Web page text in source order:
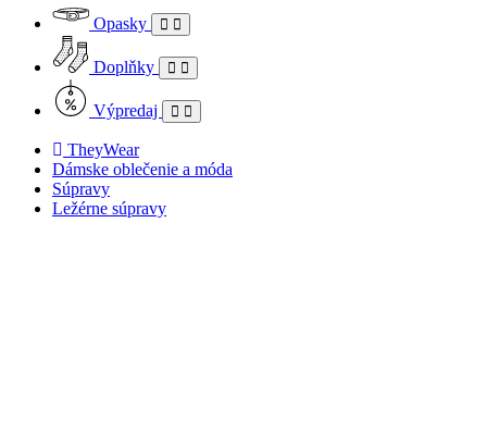
Opasky
Doplňky
Výpredaj
TheyWear
Dámske oblečenie a móda
Súpravy
Ležérne súpravy